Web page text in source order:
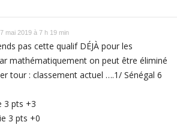
mai 2019 à 7 h 19 min
pas cette qualif DÉJÀ pour les
mathématiquement on peut être éliminé
tour : classement actuel ….1/ Sénégal 6
3 pts +3
3 pts +0